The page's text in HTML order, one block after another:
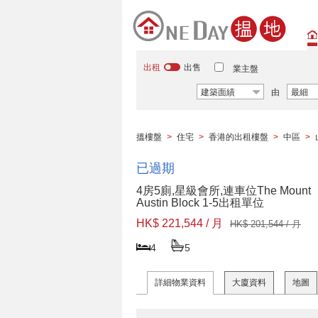
出租 出售 業主盤
建築面績 由 最細
搵樓盤 > 住宅 > 香港的出租樓盤 > 中區 >
已過期
4房5廁,星級會所,連車位The Mount
Austin Block 1-5出租單位
HK$ 221,544 / 月
HK$ 201,544 / 月
4 5
詳細物業資料 大廈資料 地圖